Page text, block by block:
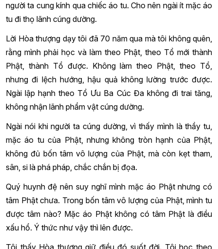
người ta cung kính qua chiếc áo tu. Cho nên ngài ít mặc áo
tu đi thọ lãnh cúng dường.
Lời Hòa thượng dạy tôi đã 70 năm qua mà tôi không quên,
rằng mình phải học và làm theo Phật, theo Tổ mới thành
Phật, thành Tổ được. Không làm theo Phật, theo Tổ,
nhưng đi lệch hướng, hậu quả không lường trước được.
Ngài lập hạnh theo Tổ Ưu Ba Cúc Đa không đi trai tăng,
không nhận lãnh phẩm vật cúng dường.
Ngài nói khi người ta cúng dường, vì thấy mình là thầy tu,
mặc áo tu của Phật, nhưng không tròn hạnh của Phật,
không đủ bốn tâm vô lượng của Phật, mà còn kẹt tham,
sân, si là phá pháp, chắc chắn bị đọa.
Quý huynh đệ nên suy nghĩ mình mặc áo Phật nhưng có
tâm Phật chưa. Trong bốn tâm vô lượng của Phật, mình tu
được tâm nào? Mặc áo Phật không có tâm Phật là điều
xấu hổ. Ý thức như vậy thì lên được.
Tôi thấy Hòa thượng giữ điều đó suốt đời. Tôi học theo